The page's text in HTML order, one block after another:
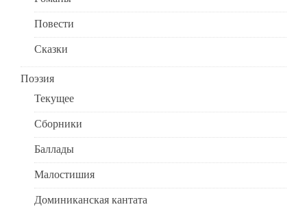
Повести
Сказки
Поэзия
Текущее
Сборники
Баллады
Малостишия
Доминиканская кантата